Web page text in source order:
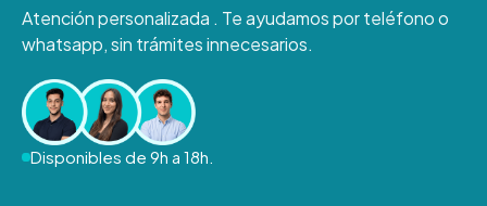
Atención personalizada . Te ayudamos por teléfono o
whatsapp, sin trámites innecesarios.
Disponibles de 9h a 18h.